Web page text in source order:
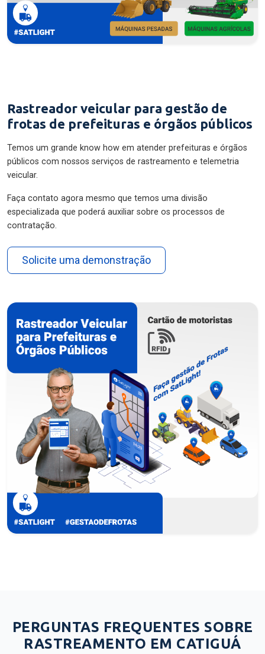
Rastreador veicular para gestão de
frotas de prefeituras e órgãos públicos
Temos um grande know how em atender prefeituras e órgãos
públicos com nossos serviços de rastreamento e telemetria
veicular.
Faça contato agora mesmo que temos uma divisão
especializada que poderá auxiliar sobre os processos de
contratação.
Solicite uma demonstração
PERGUNTAS FREQUENTES SOBRE
RASTREAMENTO EM CATIGUÁ